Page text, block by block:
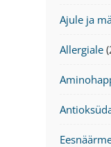
Ajule ja
Allergiale